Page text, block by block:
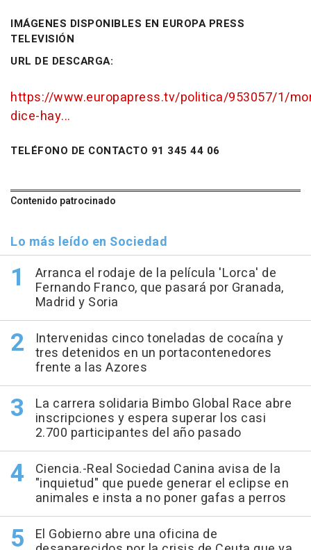
IMÁGENES DISPONIBLES EN EUROPA PRESS
TELEVISIÓN
URL DE DESCARGA:
https://www.europapress.tv/politica/953057/1/
dice-hay...
TELÉFONO DE CONTACTO 91 345 44 06
Contenido patrocinado
Lo más leído en Sociedad
Arranca el rodaje de la película 'Lorca' de
Fernando Franco, que pasará por Granada,
Madrid y Soria
Intervenidas cinco toneladas de cocaína y
tres detenidos en un portacontenedores
frente a las Azores
La carrera solidaria Bimbo Global Race abre
inscripciones y espera superar los casi
2.700 participantes del año pasado
Ciencia.-Real Sociedad Canina avisa de la
"inquietud" que puede generar el eclipse en
animales e insta a no poner gafas a perros
El Gobierno abre una oficina de